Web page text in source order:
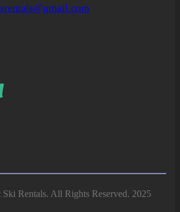
Rentals. All Rights Reserved. 2025